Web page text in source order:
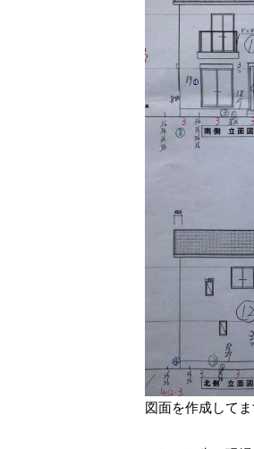
図面を作成してま